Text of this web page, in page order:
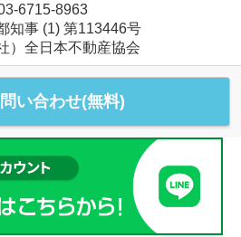
6715-8963
知事 (1) 第113446号
）全日本不動産協会
い合わせ(無料)